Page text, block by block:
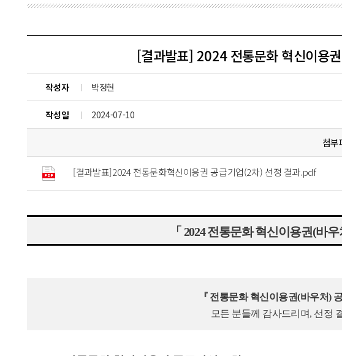
[결과발표] 2024 전통문화 혁신이용
작성자 박정현
작성일 2024-07-10
첨부
[결과발표]2024 전통문화혁신이용권 공급기업(2차) 선정 결과.pdf
「2024전통문화 혁신이용권(바우
『 전통문화 혁신이용권(바우처)
모든 분들께 감사드리며 선정